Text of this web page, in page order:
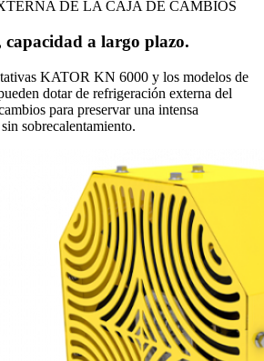
DE LA CAJA DE CAMBIOS
a largo plazo.
KATOR KN 6000 y los modelos de
dotar de refrigeración externa del
para preservar una intensa
sobrecalentamiento.